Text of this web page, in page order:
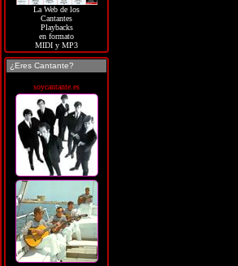
La Web de los
Cantantes
Playbacks
en formato
MIDI y MP3
¿Eres Cantante?
soycantante.es